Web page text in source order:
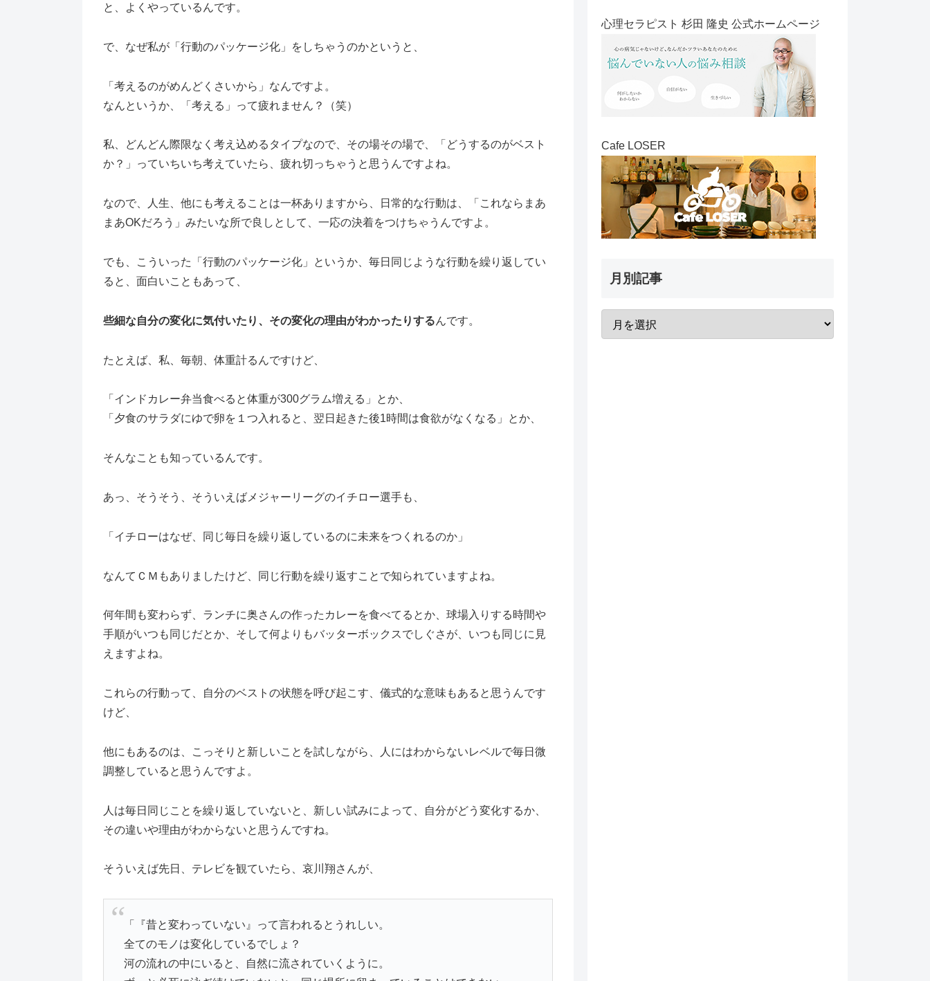
と、よくやっているんです。
で、なぜ私が「行動のパッケージ化」をしちゃうのかというと、
「考えるのがめんどくさいから」なんですよ。
なんというか、「考える」って疲れません？（笑）
私、どんどん際限なく考え込めるタイプなので、その場その場で、「どうするのがベスト
か？」っていちいち考えていたら、疲れ切っちゃうと思うんですよね。
なので、人生、他にも考えることは一杯ありますから、日常的な行動は、「これならまあ
まあOKだろう」みたいな所で良しとして、一応の決着をつけちゃうんですよ。
でも、こういった「行動のパッケージ化」というか、毎日同じような行動を繰り返してい
ると、面白いこともあって、
些細な自分の変化に気付いたり、その変化の理由がわかったりするんです。
たとえば、私、毎朝、体重計るんですけど、
「インドカレー弁当食べると体重が300グラム増える」とか、
「夕食のサラダにゆで卵を１つ入れると、翌日起きた後1時間は食欲がなくなる」とか、
そんなことも知っているんです。
あっ、そうそう、そういえばメジャーリーグのイチロー選手も、
「イチローはなぜ、同じ毎日を繰り返しているのに未来をつくれるのか」
なんてＣＭもありましたけど、同じ行動を繰り返すことで知られていますよね。
何年間も変わらず、ランチに奥さんの作ったカレーを食べてるとか、球場入りする時間や
手順がいつも同じだとか、そして何よりもバッターボックスでしぐさが、いつも同じに見
えますよね。
これらの行動って、自分のベストの状態を呼び起こす、儀式的な意味もあると思うんです
けど、
他にもあるのは、こっそりと新しいことを試しながら、人にはわからないレベルで毎日微
調整していると思うんですよ。
人は毎日同じことを繰り返していないと、新しい試みによって、自分がどう変化するか、
その違いや理由がわからないと思うんですね。
そういえば先日、テレビを観ていたら、哀川翔さんが、
「『昔と変わっていない』って言われるとうれしい。
全てのモノは変化しているでしょ？
河の流れの中にいると、自然に流されていくように。
心理セラピスト 杉田 隆史 公式ホームページ
Cafe LOSER
月別記事